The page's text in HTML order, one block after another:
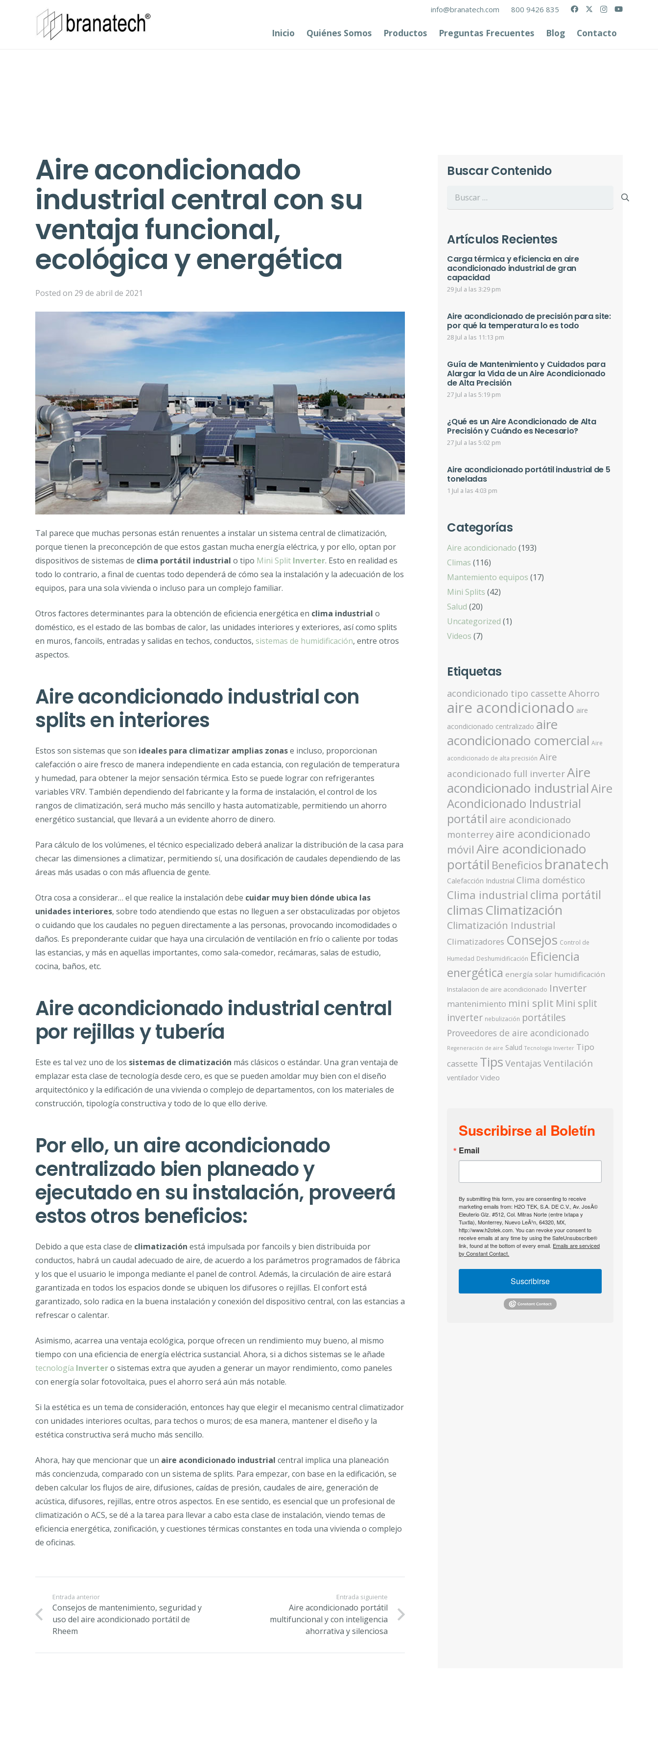
info@branatech.com 800 9426 835
Inicio Quiénes Somos Productos Preguntas Frecuentes Blog Contacto
Aire acondicionado
industrial central con su
ventaja funcional,
ecológica y energética
Posted on 29 de abril de 2021
Tal parece que muchas personas están renuentes a instalar un sistema central de climatización,
porque tienen la preconcepción de que estos gastan mucha energía eléctrica, y por ello, optan por
dispositivos de sistemas de clima portátil industrial o tipo Mini Split Inverter. Esto en realidad es
todo lo contrario, a final de cuentas todo dependerá de cómo sea la instalación y la adecuación de los
equipos, para una sola vivienda o incluso para un complejo familiar.
Otros factores determinantes para la obtención de eficiencia energética en clima industrial o
doméstico, es el estado de las bombas de calor, las unidades interiores y exteriores, así como splits
en muros, fancoils, entradas y salidas en techos, conductos, sistemas de humidificación, entre otros
aspectos.
Aire acondicionado industrial con
splits en interiores
Estos son sistemas que son ideales para climatizar amplias zonase incluso, proporcionan
calefacción o aire fresco de manera independiente en cada estancia, con regulación de temperatura
y humedad, para obtener la mejor sensación térmica. Esto se puede lograr con refrigerantes
variables VRV. También dependiendo del fabricante y la forma de instalación, el control de los
rangos de climatización, será mucho más sencillo y hasta automatizable, permitiendo un ahorro
energético sustancial, que llevará a un evidente ahorro de dinero.
Para cálculo de los volúmenes, el técnico especializado deberá analizar la distribución de la casa para
checar las dimensiones a climatizar, permitiendo sí, una dosificación de caudales dependiendo de las
áreas más usadas o con más afluencia de gente.
Otra cosa a considerar… el que realice la instalación debe cuidar muy bien dónde ubica las
unidades interiores, sobre todo atendiendo que estas no lleguen a ser obstaculizadas por objetos
o cuidando que los caudales no peguen directamente a las personas, provocando incomodidades o
daños. Es preponderante cuidar que haya una circulación de ventilación en frío o caliente por todas
las estancias, y más en aquellas importantes, como sala-comedor, recámaras, salas de estudio,
cocina, baños, etc.
Aire acondicionado industrial central
por rejillas y tubería
Este es tal vez uno de los sistemas de climatización más clásicos o estándar. Una gran ventaja de
emplazar esta clase de tecnología desde cero, es que se pueden amoldar muy bien con el diseño
arquitectónico y la edificación de una vivienda o complejo de departamentos, con los materiales de
construcción, tipología constructiva y todo de lo que ello derive.
Por ello, un aire acondicionado
centralizado bien planeado y
ejecutado en su instalación, proveerá
estos otros beneficios:
Debido a que esta clase de climatización está impulsada por fancoils y bien distribuida por
conductos, habrá un caudal adecuado de aire, de acuerdo a los parámetros programados de fábrica
y los que el usuario le imponga mediante el panel de control. Además, la circulación de aire estará
garantizada en todos los espacios donde se ubiquen los difusores o rejillas. El confort está
garantizado, solo radica en la buena instalación y conexión del dispositivo central, con las estancias a
refrescar o calentar.
Asimismo, acarrea una ventaja ecológica, porque ofrecen un rendimiento muy bueno, al mismo
tiempo con una eficiencia de energía eléctrica sustancial. Ahora, si a dichos sistemas se le añade
tecnología Invertero sistemas extra que ayuden a generar un mayor rendimiento, como paneles
con energía solar fotovoltaica, pues el ahorro será aún más notable.
Si la estética es un tema de consideración, entonces hay que elegir el mecanismo central climatizador
con unidades interiores ocultas, para techos o muros; de esa manera, mantener el diseño y la
estética constructiva será mucho más sencillo.
Ahora, hay que mencionar que un aire acondicionado industrial central implica una planeación
más concienzuda, comparado con un sistema de splits. Para empezar, con base en la edificación, se
deben calcular los flujos de aire, difusiones, caídas de presión, caudales de aire, generación de
acústica, difusores, rejillas, entre otros aspectos. En ese sentido, es esencial que un profesional de
climatización o ACS, se dé a la tarea para llevar a cabo esta clase de instalación, viendo temas de
eficiencia energética, zonificación, y cuestiones térmicas constantes en toda una vivienda o complejo
de oficinas.
Entrada anterior
Consejos de mantenimiento, seguridad y
uso del aire acondicionado portátil de
Rheem
Entrada siguiente
Aire acondicionado portátil
multifuncional y con inteligencia
ahorrativa y silenciosa
Buscar Contenido
Buscar:
Artículos Recientes
Carga térmica y eficiencia en aire
acondicionado industrial de gran
capacidad
29 Jul a las 3:29 pm
Aire acondicionado de precisión para site:
por qué la temperatura lo es todo
28 Jul a las 11:13 pm
Guía de Mantenimiento y Cuidados para
Alargar la Vida de un Aire Acondicionado
de Alta Precisión
27 Jul a las 5:19 pm
¿Qué es un Aire Acondicionado de Alta
Precisión y Cuándo es Necesario?
27 Jul a las 5:02 pm
Aire acondicionado portátil industrial de 5
toneladas
1 Jul a las 4:03 pm
Categorías
Aire acondicionado (193)
Climas (116)
Mantemiento equipos (17)
Mini Splits (42)
Salud (20)
Uncategorized (1)
Videos (7)
Etiquetas
acondicionado tipo cassette Ahorro
aire acondicionado aire
acondicionado centralizado aire
acondicionado comercial Aire
acondicionado de alta precisión Aire
acondicionado full inverterAire
acondicionado industrialAire
Acondicionado Industrial
portátil aire acondicionado
monterrey aire acondicionado
móvil Aire acondicionado
portátil Beneficios branatech
Calefacción Industrial Clima doméstico
Clima industrial clima portátil
climas Climatización
Climatización Industrial
Climatizadores Consejos Control de
Humedad Deshumidificación Eficiencia
energética energía solar humidificación
Instalacion de aire acondicionado Inverter
mantenimiento mini split Mini split
inverter nebulización portátiles
Proveedores de aire acondicionado
Regeneración de aire Salud Tecnología Inverter Tipo
cassette Tips Ventajas Ventilación
ventilador Video
Suscribirse al Boletín
Email
By submitting this form, you are consenting to receive
marketing emails from: H2O TEK, S.A. DE C.V., Av. JosÃ©
Eleuterio Glz. #512, Col. Mitras Norte (entre Ixtapa y
Tuxtla), Monterrey, Nuevo LeÃ³n, 64320, MX,
http://www.h2otek.com. You can revoke your consent to
receive emails at any time by using the SafeUnsubscribe®
link, found at the bottom of every email. Emails are serviced
by Constant Contact.
Suscribirse